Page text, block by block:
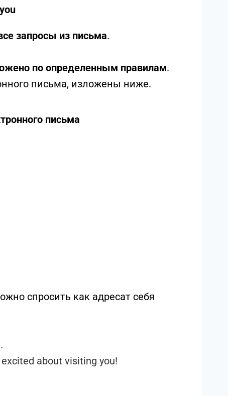
запросы из письма.
по определенным правилам.
письма, изложены ниже.
письма
спросить как адресат себя
about visiting you!